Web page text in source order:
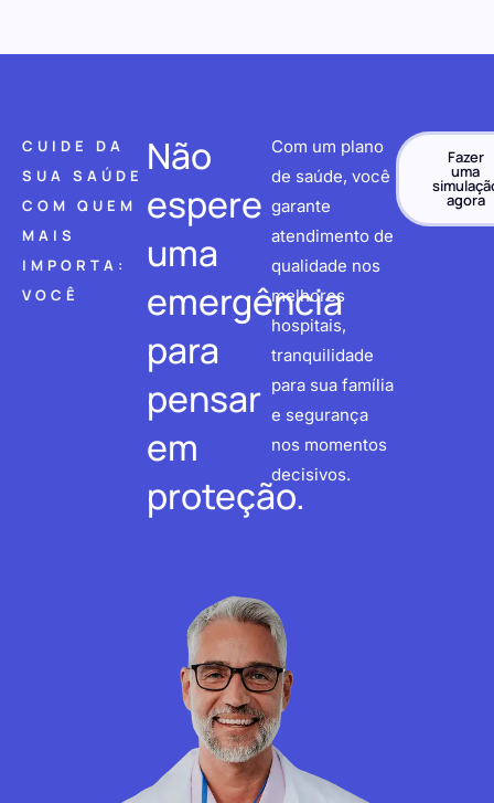
CUIDE DA
SUA SAÚDE
COM QUEM
MAIS
IMPORTA:
VOCÊ
Não
espere
uma
emergência
para
pensar
em
proteção.
Com um plano
de saúde, você
garante
atendimento de
qualidade nos
melhores
hospitais,
tranquilidade
para sua família
e segurança
nos momentos
decisivos.
Fazer
uma
agora